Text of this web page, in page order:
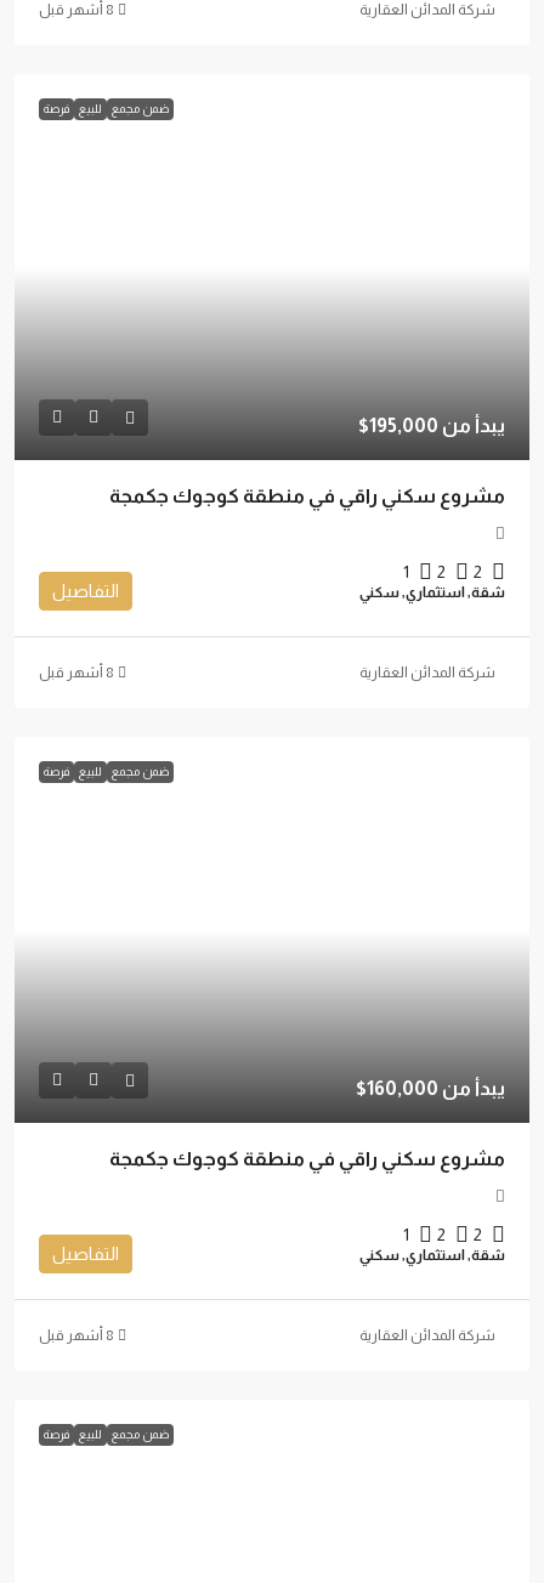
شركة المدائن العقارية
ضمن مجمع للبيع فرصة
يبدأ من195,000$
مشروع سكني راقي في منطقة كوجوك جكمجة
شقة, استثماري, سكني التفاصيل
شركة المدائن العقارية
ضمن مجمع للبيع فرصة
يبدأ من160,000$
مشروع سكني راقي في منطقة كوجوك جكمجة
شقة, استثماري, سكني التفاصيل
شركة المدائن العقارية
ضمن مجمع للبيع فرصة